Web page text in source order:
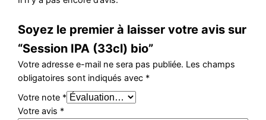
Soyez le premier à laisser votre avis sur
“Session IPA (33cl) bio”
Votre adresse e-mail ne sera pas publiée. Les champs
obligatoires sont indiqués avec *
Votre note *
Votre avis *